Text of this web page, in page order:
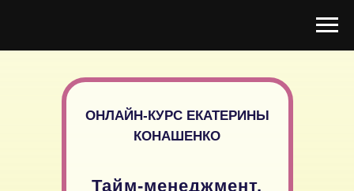
Тайм-менеджмент.
ОНЛАЙН-КУРС ЕКАТЕРИНЫ
КОНАШЕНКО